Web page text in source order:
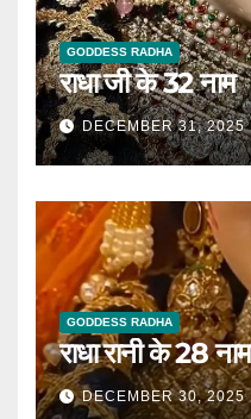
GODDESS RADHA
राधा जी के 32 नाम
DECEMBER 31, 2025
GODDESS RADHA
राधा रानी के 28 नाम
DECEMBER 30, 2025